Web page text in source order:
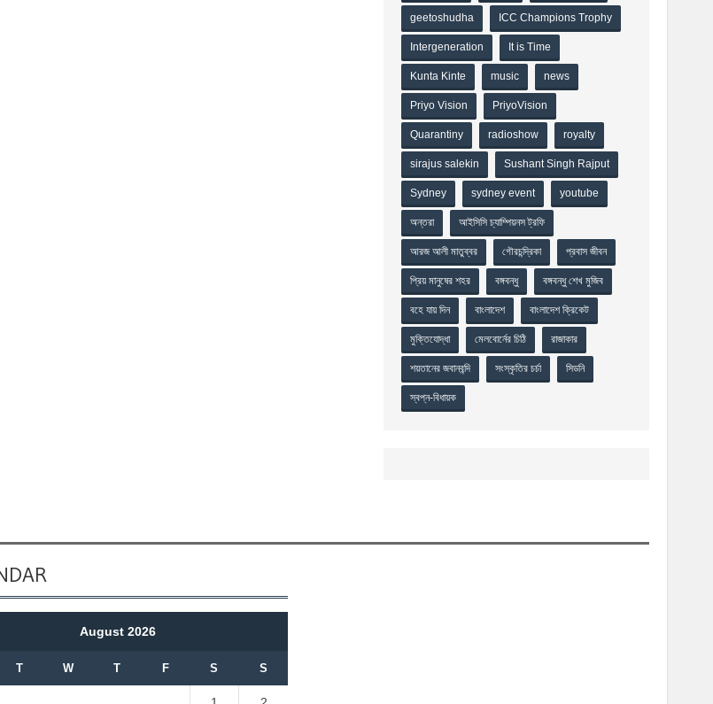
geetoshudha ICC Champions Trophy
Intergeneration It is Time
Kunta Kinte music news
Priyo Vision PriyoVision
Quarantiny radioshow royalty
sirajus salekin Sushant Singh Rajput
Sydney sydney event youtube
অন্তরা আইসিসি চ্যাম্পিয়নস ট্রফি
আরজ আলী মাতুব্বর গৌরচন্দ্রিকা প্রবাস জীবন
প্রিয় মানুষের শহর বঙ্গবন্ধু বঙ্গবন্ধু শেখ মুজিব
বহে যায় দিন বাংলাদেশ বাংলাদেশ ক্রিকেট
মুক্তিযোদ্ধা মেলবোর্নের চিঠি রাজাকার
শয়তানের জবানবন্দি সংস্কৃতির চর্চা সিডনি
স্বপ্ন-বিধায়ক
August 2026
T W T F S S